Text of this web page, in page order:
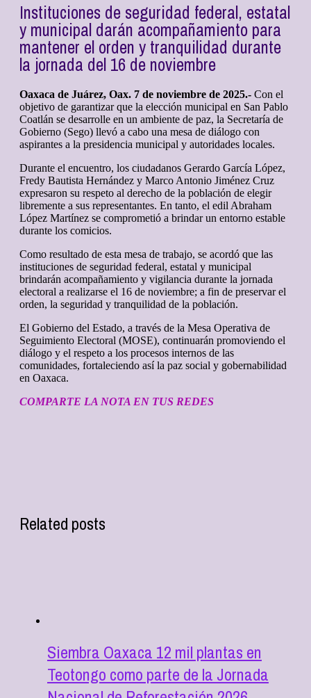
Instituciones de seguridad federal, estatal
y municipal darán acompañamiento para
mantener el orden y tranquilidad durante
la jornada del 16 de noviembre
Oaxaca de Juárez, Oax. 7 de noviembre de 2025.- Con el
objetivo de garantizar que la elección municipal en San Pablo
Coatlán se desarrolle en un ambiente de paz, la Secretaría de
Gobierno (Sego) llevó a cabo una mesa de diálogo con
aspirantes a la presidencia municipal y autoridades locales.
Durante el encuentro, los ciudadanos Gerardo García López,
Fredy Bautista Hernández y Marco Antonio Jiménez Cruz
expresaron su respeto al derecho de la población de elegir
libremente a sus representantes. En tanto, el edil Abraham
López Martínez se comprometió a brindar un entorno estable
durante los comicios.
Como resultado de esta mesa de trabajo, se acordó que las
instituciones de seguridad federal, estatal y municipal
brindarán acompañamiento y vigilancia durante la jornada
electoral a realizarse el 16 de noviembre; a fin de preservar el
orden, la seguridad y tranquilidad de la población.
El Gobierno del Estado, a través de la Mesa Operativa de
Seguimiento Electoral (MOSE), continuarán promoviendo el
diálogo y el respeto a los procesos internos de las
comunidades, fortaleciendo así la paz social y gobernabilidad
en Oaxaca.
COMPARTE LA NOTA EN TUS REDES
Related posts
Siembra Oaxaca 12 mil plantas en
Teotongo como parte de la Jornada